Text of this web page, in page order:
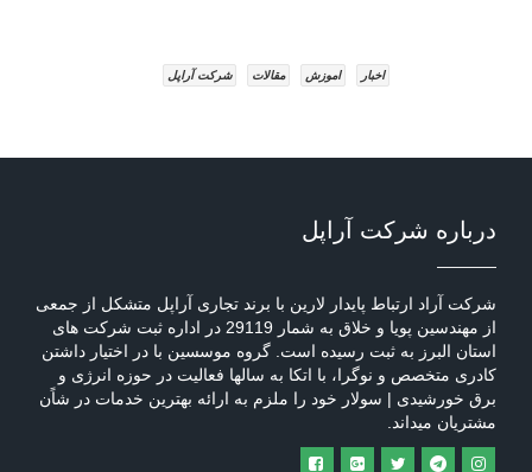
اخبار اموزش مقالات شرکت آراپل
درباره شرکت آراپل
شرکت آراد ارتباط پایدار لارین با برند تجاری آراپل متشکل از جمعی
از مهندسین پویا و خلاق به شمار 29119 در اداره ثبت شرکت های
استان البرز به ثبت رسیده است. گروه موسسین با در اختیار داشتن
کادری متخصص و نوگرا، با اتکا به سالها فعالیت در حوزه انرژی و
برق خورشیدی | سولار خود را ملزم به ارائه بهترین خدمات در شاًن
مشتریان میداند.